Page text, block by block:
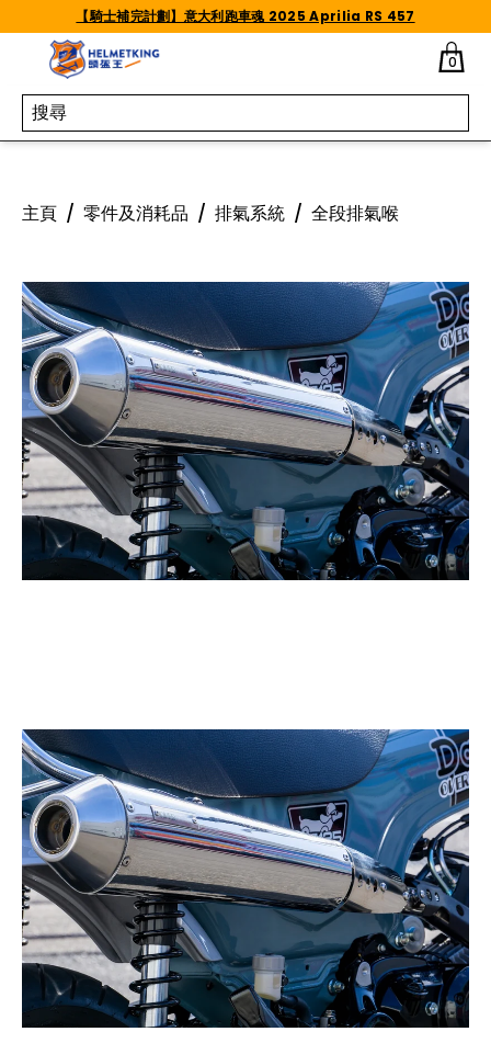
Skip to content【騎士補完計劃】意大利跑車魂 2025 Aprilia RS 457
0
主頁 / 零件及消耗品 / 排氣系統 / 全段排氣喉